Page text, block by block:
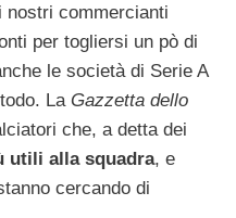
nostri commercianti
per togliersi un pò di
le società di Serie A
La Gazzetta dello
che, a detta dei
utili alla squadra, e
cercando di